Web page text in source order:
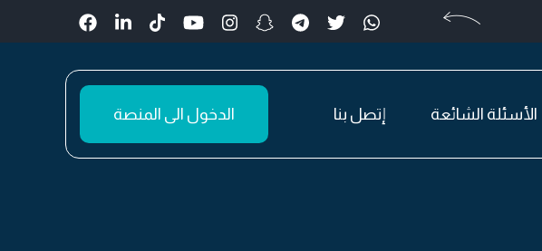
الأسئلة الشائعة إتصل بنا الدخول الى المنصة